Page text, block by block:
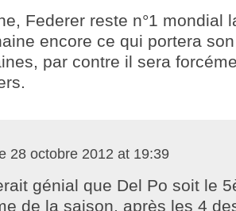
Federer reste n°1 mondial
encore ce qui portera
par contre il sera
28 octobre 2012 at 19:39
génial que Del Po soit le
de la saison, après les 4